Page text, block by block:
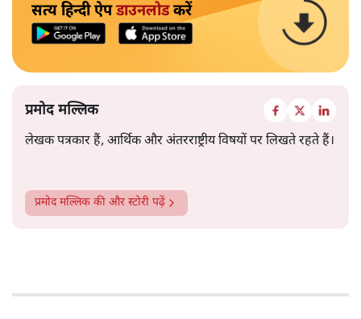
सत्य हिन्दी ऐपडाउनलोडकरें
प्रमोद मल्लिक
लेखक पत्रकार हैं, आर्थिक और अंतरराष्ट्रीय विषयों पर लिखते रहते हैं।
प्रमोद मल्लिक की और स्टोरी पढ़ें